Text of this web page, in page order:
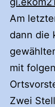
Am
dann die
mit
Zwei